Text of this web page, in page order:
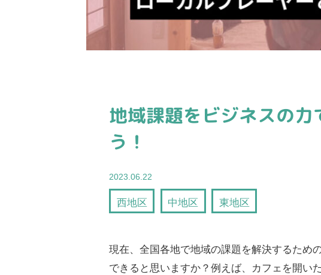
地域課題をビジネスの
う！
2023.06.22
西地区 中地区 東地区
現在、全国各地で地域の課題を解決するため
できると思いますか？例えば、カフェを開い